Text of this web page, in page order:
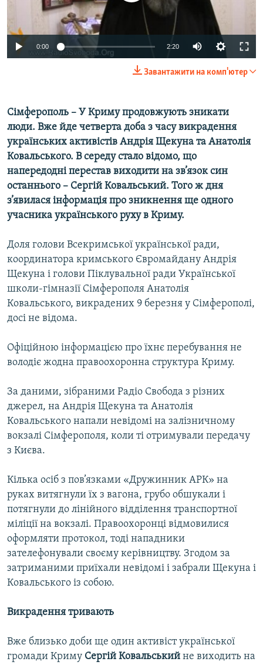
ВІДЕОУРОКИ «ELIFBE»
СВІДЧЕННЯ ОКУПАЦІЇ
УКРАЇНСЬКА ПРОБЛЕМА КРИМУ
Русский
Qırımtatar
Усі сайти RFE/RL
0:00 2:20
Завантажити на комп'ютер
Сімферополь – У Криму продовжують зникати
люди. Вже йде четверта доба з часу викрадення
українських активістів Андрія Щекуна та Анатолія
Ковальського. В середу стало відомо, що
напередодні перестав виходити на зв’язок син
останнього – Сергій Ковальський. Того ж дня
з’явилася інформація про зникнення ще одного
учасника українського руху в Криму.
Доля голови Всекримської української ради,
координатора кримського Євромайдану Андрія
Щекуна і голови Піклувальної ради Української
школи-гімназії Сімферополя Анатолія
Ковальського, викрадених 9 березня у Сімферополі,
досі не відома.
Офіційною інформацією про їхнє перебування не
володіє жодна правоохоронна структура Криму.
За даними, зібраними Радіо Свобода з різних
джерел, на Андрія Щекуна та Анатолія
Ковальського напали невідомі на залізничному
вокзалі Сімферополя, коли ті отримували передачу
з Києва.
Кілька осіб з пов’язками «Дружинник АРК» на
руках витягнули їх з вагона, грубо обшукали і
потягнули до лінійного відділення транспортної
міліції на вокзалі. Правоохоронці відмовилися
оформляти протокол, тоді нападники
зателефонували своєму керівництву. Згодом за
затриманими приїхали невідомі і забрали Щекуна і
Ковальського із собою.
Викрадення тривають
Вже близько доби ще один активіст української
громади Криму Сергій Ковальський не виходить на